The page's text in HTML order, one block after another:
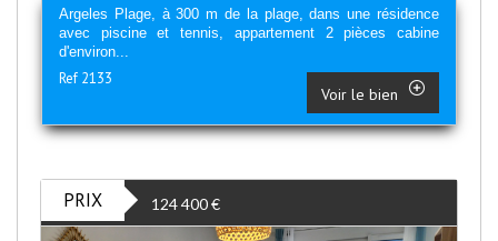
Argeles Plage, à 300 m de la plage, dans une résidence
avec piscine et tennis, appartement 2 pièces cabine
d'environ...
Ref 2133
Voir le bien
PRIX 124 400€